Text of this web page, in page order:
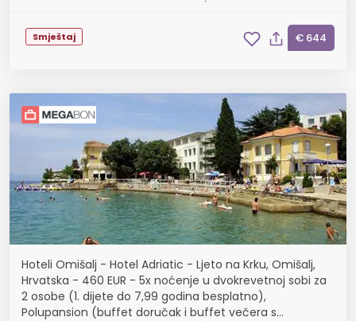
Smještaj € 644
Hoteli Omišalj - Hotel Adriatic - Ljeto na Krku, Omišalj,
Hrvatska - 460 EUR - 5x noćenje u dvokrevetnoj sobi za
2 osobe (1. dijete do 7,99 godina besplatno),
Polupansion (buffet doručak i buffet večera s